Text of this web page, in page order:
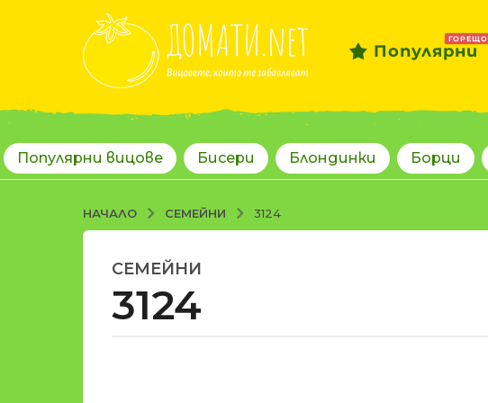
Популярни
ГОРЕЩО
Популярни вицове Бисери Блондинки Борци
НАЧАЛО СЕМЕЙНИ 3124
1
8
г
СЕМЕЙНИ
3124